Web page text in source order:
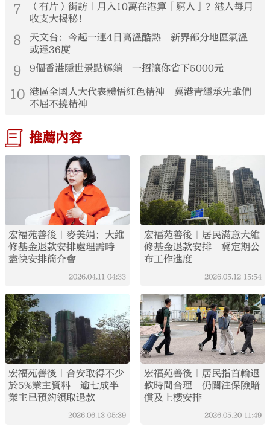
7
（有片）街訪｜月入10萬在港算「窮人」？港人每月
收支大揭秘！
8
天文台：今起一連4日高溫酷熱 新界部分地區氣溫
或達36度
9 9個香港隱世景點解鎖 一招讓你省下5000元
10 港區全國人大代表體悟紅色精神 冀港青繼承先輩們
不屈不撓精神
推薦內容
宏福苑善後｜麥美娟：大維
修基金退款安排處理需時
盡快安排簡介會
2026.04.11 04:33
宏福苑善後｜居民滿意大維
修基金退款安排 冀定期公
布工作進度
2026.05.12 15:54
宏福苑善後｜合安取得不少
於5%業主資料 逾七成半
業主已預約領取退款
2026.06.13 05:39
宏福苑善後｜居民指首輪退
款時間合理 仍關注保險賠
償及上樓安排
2026.05.20 11:49